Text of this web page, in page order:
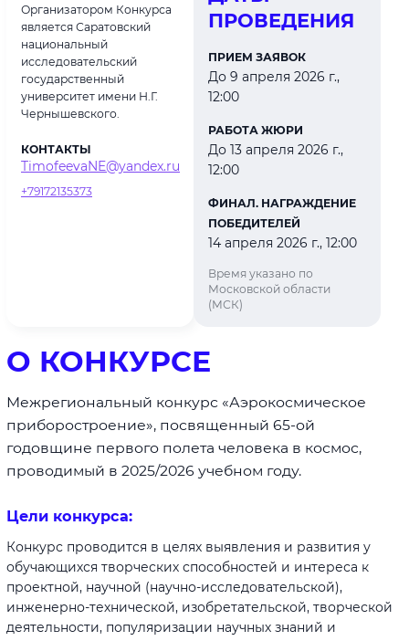
О КОНКУРСЕ
Межрегиональный конкурс «Аэрокосмическое
приборостроение», посвященный 65-ой
годовщине первого полета человека в космос,
проводимый в 2025/2026 учебном году.
Цели конкурса:
Конкурс проводится в целях выявления и развития у
обучающихся творческих способностей и интереса к
проектной, научной (научно-исследовательской),
инженерно-технической, изобретательской, творческой
деятельности, популяризации научных знаний и
Организатором Конкурса
является Саратовский
национальный
исследовательский
государственный
университет имени Н.Г.
Чернышевского.
КОНТАКТЫ
TimofeevaNE@yandex.ru
+79172135373
ПРОВЕДЕНИЯ
ПРИЕМ ЗАЯВОК
До 9 апреля 2026 г.,
12:00
РАБОТА ЖЮРИ
До 13 апреля 2026 г.,
12:00
ФИНАЛ. НАГРАЖДЕНИЕ
ПОБЕДИТЕЛЕЙ
14 апреля 2026 г., 12:00
Время указано по
Московской области
(МСК)